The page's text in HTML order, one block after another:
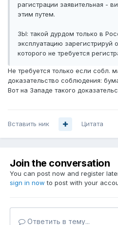
рагистрации заявительная -
этим путем.
ЗЫ: такой дурдом только в
эксплуатацию зарегистрируй
которого не требуется
Не требуется только если собл.
доказательство соблюдения:
Вот на Западе такого
Вставить ник Цитата
Join the conversation
You can post now and register
sign in now to post with your
Ответить в тему...